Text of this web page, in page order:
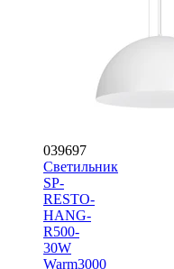
039697
Светильник
SP-
RESTO-
HANG-
R500-
30W
Warm3000